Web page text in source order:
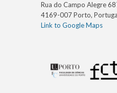
Rua do Campo Alegre
4169-007 Porto,
Link to Google Maps